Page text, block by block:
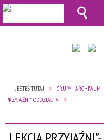
JESTEŚ TUTAJ GRUPY - ARCHIWUM
PRZYJAŹNI”- ODDZIAŁ IV